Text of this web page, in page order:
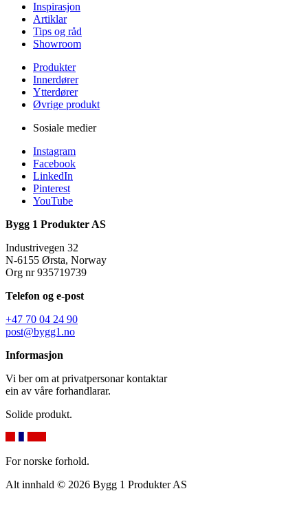
Inspirasjon
Artiklar
Tips og råd
Showroom
Produkter
Innerdører
Ytterdører
Øvrige produkt
Sosiale medier
Instagram
Facebook
LinkedIn
Pinterest
YouTube
Bygg 1 Produkter AS
Industrivegen 32
N-6155 Ørsta, Norway
Org nr 935719739
Telefon og e-post
+47 70 04 24 90
post@bygg1.no
Informasjon
Vi ber om at privatpersonar kontaktar
ein av våre forhandlarar.
Solide produkt.
For norske forhold.
Alt innhald © 2026 Bygg 1 Produkter AS